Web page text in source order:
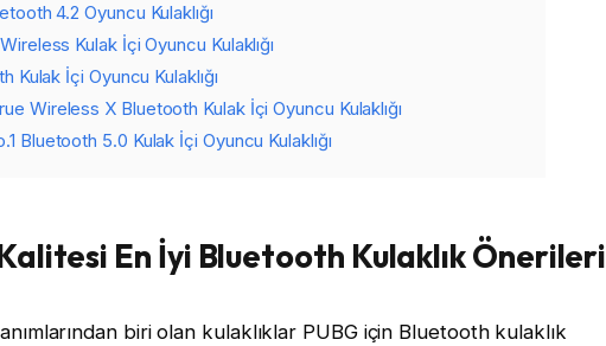
4.2 Oyuncu Kulaklığı
Kulak İçi Oyuncu Kulaklığı
Kulak İçi Oyuncu Kulaklığı
Wireless X Bluetooth Kulak İçi Oyuncu Kulaklığı
Bluetooth 5.0 Kulak İçi Oyuncu Kulaklığı
En İyi Bluetooth Kulaklık Önerileri
biri olan kulaklıklar PUBG için Bluetooth kulaklık